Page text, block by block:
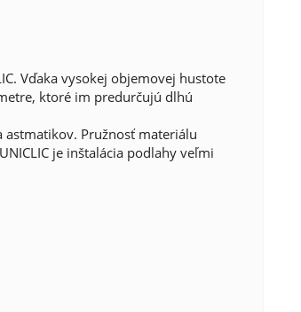
Vďaka vysokej objemovej hustote
ktoré im predurčujú dlhú
Pružnosť materiálu
je inštalácia podlahy veľmi